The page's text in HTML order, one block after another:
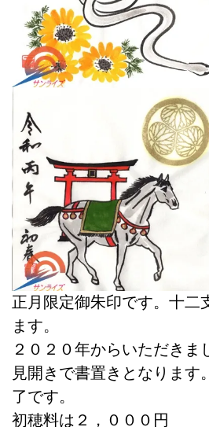
正月限定御朱印です。十二
ます。
２０２０年からいただきま
見開きで書置きとなります
了です。
初穂料は２，０００円